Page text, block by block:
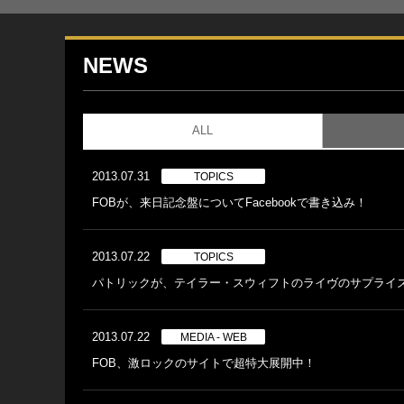
NEWS
ALL
2013.07.31 TOPICS
FOBが、来日記念盤についてFacebookで書き込み！
2013.07.22 TOPICS
パトリックが、テイラー・スウィフトのライヴのサプライ
2013.07.22 MEDIA - WEB
FOB、激ロックのサイトで超特大展開中！